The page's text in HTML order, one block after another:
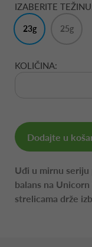
IZABERITE
23g 25g
KOLIČINA:
Dodajte u
Uđi u mirnu
balans na
strelicama drže